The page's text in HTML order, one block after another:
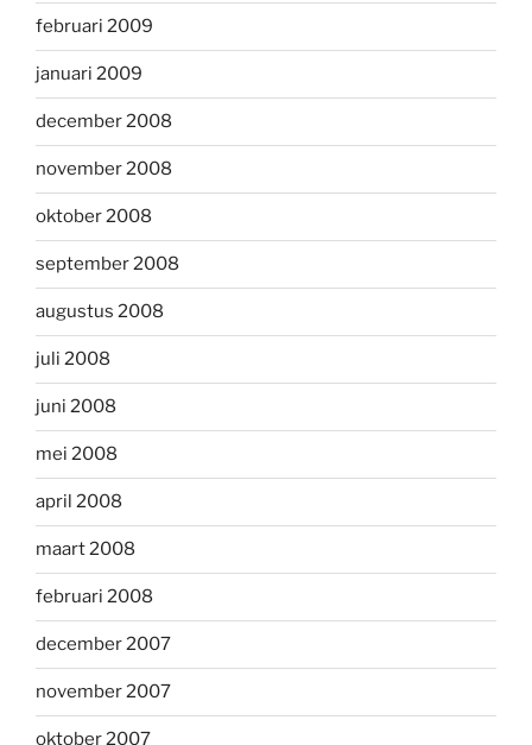
februari 2009
januari 2009
december 2008
november 2008
oktober 2008
september 2008
augustus 2008
juli 2008
juni 2008
mei 2008
april 2008
maart 2008
februari 2008
december 2007
november 2007
oktober 2007